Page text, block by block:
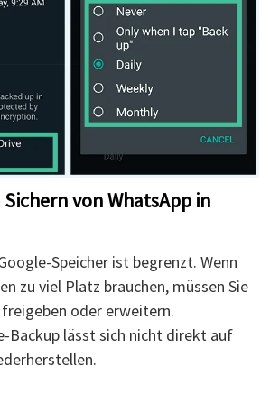
von WhatsApp in
Speicher ist begrenzt. Wenn
zu viel Platz brauchen, müssen Sie
oder erweitern.
Backup lässt sich nicht direkt auf